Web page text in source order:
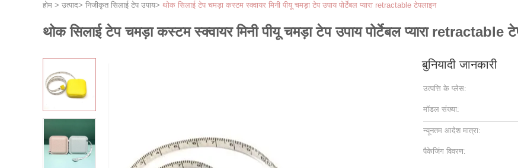
होम > उत्पाद> निजीकृत सिलाई टेप उपाय> थोक सिलाई टेप चमड़ा कस्टम स्क्वायर मिनी पीयू चमड़ा टेप उपाय पोर्टेबल प्यारा retractable टेपलाइन
थोक सिलाई टेप चमड़ा कस्टम स्क्वायर मिनी पीयू चमड़ा टेप उपाय पोर्टेबल प्यारा retractable
बुनियादी जानकारी
उत्पत्ति के प्लेस:
मॉडल संख्या:
न्यूनतम आदेश मात्रा:
पैकेजिंग विवरण: